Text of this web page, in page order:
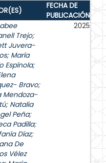
FECHA DE
PUBLICACIÓN
Trejo;
Juvera-
; María
Espínola;
Bravo;
Mendoza-
; Natalia
Peña;
Padilla;
Díaz;
De
Vélez
2025